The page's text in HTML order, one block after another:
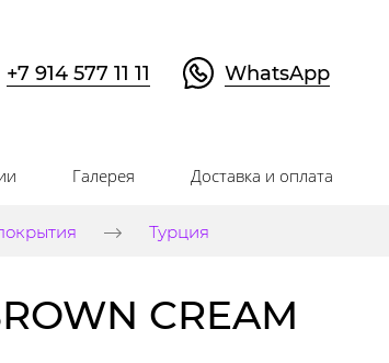
+7 914 577 11 11 WhatsApp
Галерея Доставка и оплата
Турция
CREAM